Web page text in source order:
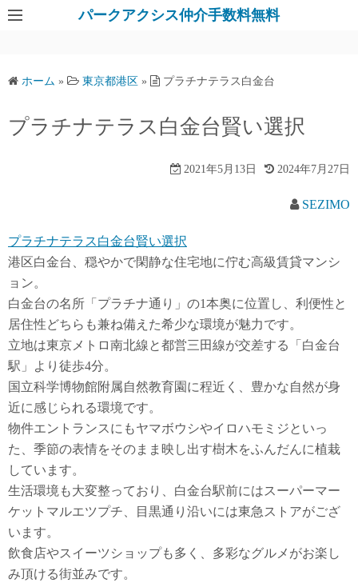
パークアクシス仲介手数料無料
ホーム » 東京都港区 » プラチナテラス白金台
プラチナテラス白金台賢い選択
2021年5月13日 2024年7月27日
SEZIMO
プラチナテラス白金台賢い選択
港区白金台、穏やかで閑静な住宅地に佇む高級賃貸マンシ
ョン。
白金台の名所「プラチナ通り」の1本奥に位置し、利便性と
居住性どちらも兼ね備えた希少な環境が魅力です。
立地は東京メトロ南北線と都営三田線が交差する「白金台
駅」より徒歩4分。
国立科学博物館附属自然教育園に程近く、豊かな自然が身
近に感じられる環境です。
物件エントランスにもヤマボウシやイロハモミジといっ
た、季節の表情をそのまま映し出す樹木をふんだんに植栽
しています。
生活環境も大変整っており、白金台駅前にはスーパーマー
ケットマルエツプチ、目黒通り沿いには東急ストアがござ
います。
飲食店やスイーツショップも多く、多彩なグルメがお楽し
み頂ける街並みです。